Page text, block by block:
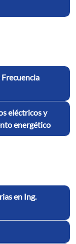
eléctricos y
energético
en Ing.